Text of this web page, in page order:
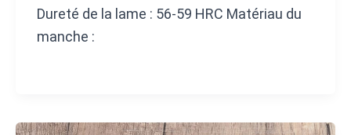
Dureté de la lame : 56-59 HRC Matériau du
manche :